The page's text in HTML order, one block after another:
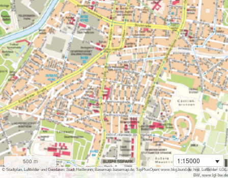
i
500 m 1:15000
© Stadtplan, Luftbilder und Geodaten: Stadt Heilbronn; Basemap: basemap.de; TopPlusOpen: www.bkg.bund.de; hist. Luftbilder: LGL-
BW, www.lgl-bw.de